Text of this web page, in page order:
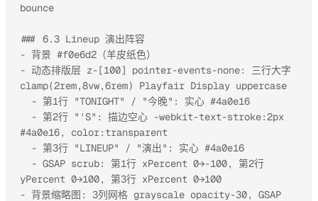
bounce
### 6.3 Lineup 演出阵容
- 背景 #f0e6d2（羊皮纸色）
- 动态排版层 z-[100] pointer-events-none: 三行大字
clamp(2rem,8vw,6rem) Playfair Display uppercase
#4a0e16, color:transparent
yPercent 0→100, 第3行 xPercent 0→100
- 背景缩略图: 3列网格 grayscale opacity-30, GSAP